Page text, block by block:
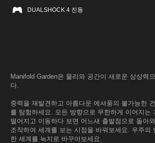
DUALSHOCK 4 진동
Manifold Garden은 물리와 공간이 새로운 상상력
다.
중력을 재발견하고 아름다운 에셔풍의 불가능한
를 탐험하세요. 모든 방향으로 무한하게 이어지는
떨어지고 이동하다 보면 어느새 출발점으로 돌아
조작하여 세계를 보는 시점을 바꿔보세요. 우주의
한 세계를 녹지로 바꾸어보세요.